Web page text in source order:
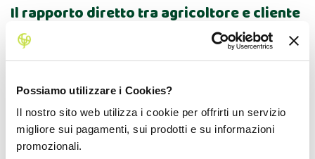
Possiamo utilizzare i Cookies?
Il nostro sito web utilizza i cookie per offrirti un servizio
migliore sui pagamenti, sui prodotti e su informazioni
promozionali.
Il rapporto diretto tra agricoltore e cliente
quanto è importante per voi?
“Ritengo che siala base del commercio.Se un cliente non ha
lui.”
C’è qualcosa in particolare che vi
piacerebbe condividere con i vostri